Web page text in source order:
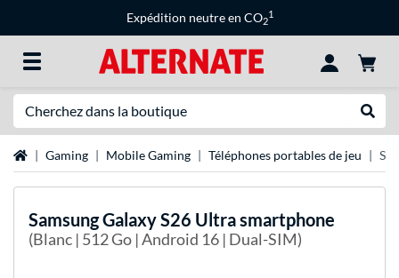
Expédition neutre en CO2
1
Page d'accueil
Gaming Mobile Gaming Téléphones portables de jeu
SamsungGalaxy S26 Ultra smartphone
(Blanc | 512 Go | Android 16 | Dual-SIM)